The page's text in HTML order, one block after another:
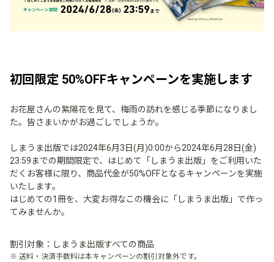
初回限定 50%OFFキャンペーンを実施します
お花屋さんの紫陽花を見て、梅雨の訪れを感じる季節になりまし
た。皆さまいかがお過ごしでしょうか。
しまうま出版では2024年6月3日(月)0:00から2024年6月28日(金)
23:59までの期間限定で、はじめて「しまうま出版」をご利用いた
だくお客様に限り、商品代金が50%OFFとなるキャンペーンを実施
いたします。
はじめての1冊を、大変お得なこの機会に「しまうま出版」で作っ
てみませんか。
割引対象：しまうま出版すべての商品
送料・決済手数料は本キャンペーンの割引対象外です。